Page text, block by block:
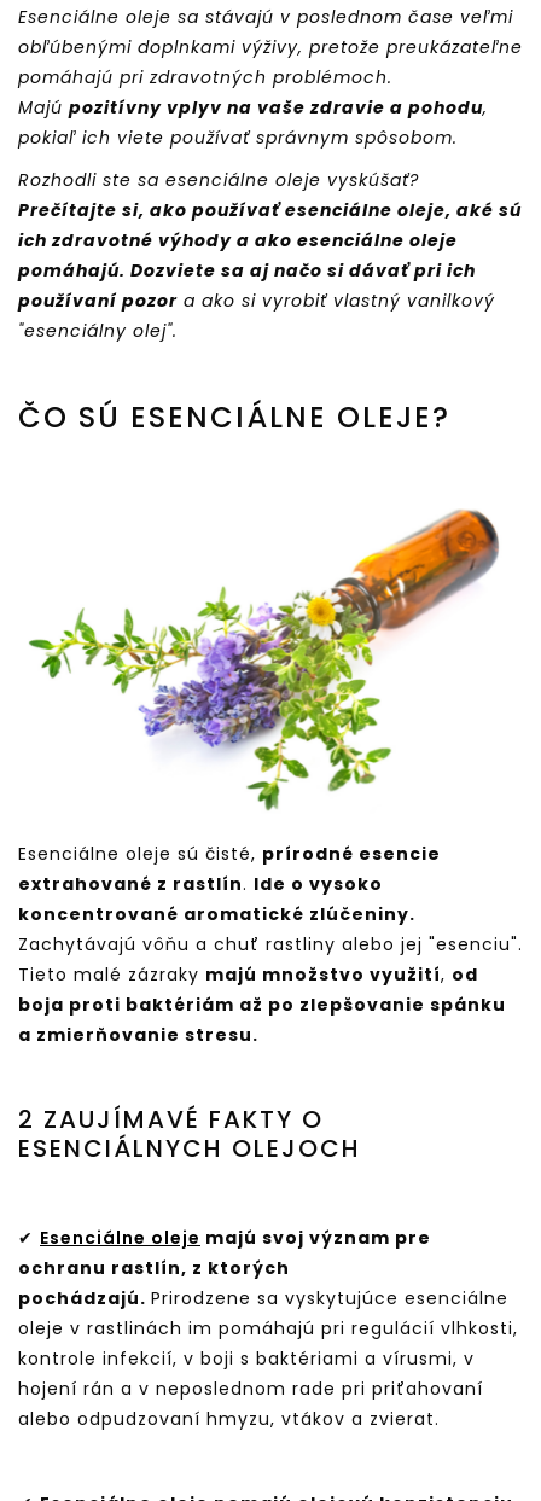
Esenciálne oleje sa stávajú v poslednom čase veľmi
obľúbenými doplnkami výživy, pretože preukázateľne
pomáhajú pri zdravotných problémoch.
Majú pozitívny vplyv na vaše zdravie a pohodu,
pokiaľ ich viete používať správnym spôsobom.
Rozhodli ste sa esenciálne oleje vyskúšať?
Prečítajte si, ako používať esenciálne oleje, aké sú
ich zdravotné výhody a ako esenciálne oleje
pomáhajú. Dozviete sa aj načo si dávať pri ich
používaní pozor a ako si vyrobiť vlastný vanilkový
"esenciálny olej".
ČO SÚ ESENCIÁLNE OLEJE?
Esenciálne oleje sú čisté, prírodné esencie
extrahované z rastlín. Ide o vysoko
koncentrované aromatické zlúčeniny.
Zachytávajú vôňu a chuť rastliny alebo jej "esenciu".
Tieto malé zázraky majú množstvo využití, od
boja proti baktériám až po zlepšovanie spánku
a zmierňovanie stresu.
2 ZAUJÍMAVÉ FAKTY O
ESENCIÁLNYCH OLEJOCH
✔ Esenciálne oleje majú svoj význam pre
ochranu rastlín, z ktorých
pochádzajú. Prirodzene sa vyskytujúce esenciálne
oleje v rastlinách im pomáhajú pri regulácií vlhkosti,
kontrole infekcií, v boji s baktériami a vírusmi, v
hojení rán a v neposlednom rade pri priťahovaní
alebo odpudzovaní hmyzu, vtákov a zvierat.